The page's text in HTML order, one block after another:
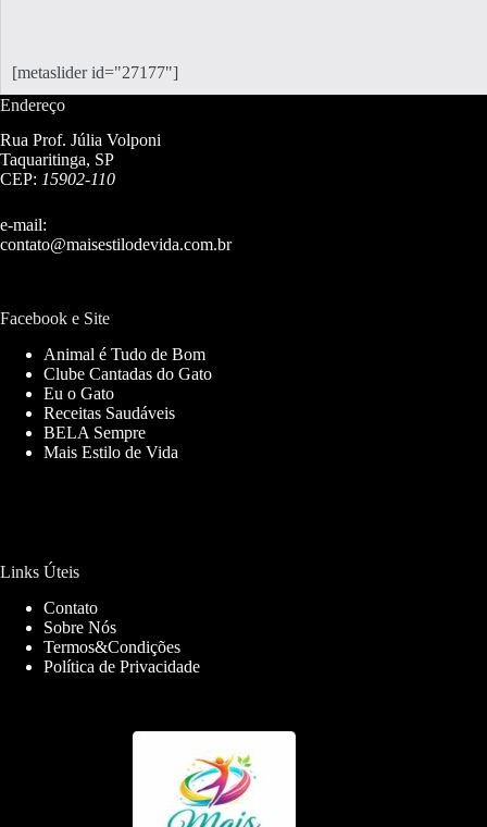
[metaslider id="27177"]
Endereço
Rua Prof. Júlia Volponi
Taquaritinga, SP
CEP: 15902-110
e-mail:
contato@maisestilodevida.com.br
Facebook e Site
Animal é Tudo de Bom
Clube Cantadas do Gato
Eu o Gato
Receitas Saudáveis
BELA Sempre
Mais Estilo de Vida
Links Úteis
Contato
Sobre Nós
Termos&Condições
Política de Privacidade